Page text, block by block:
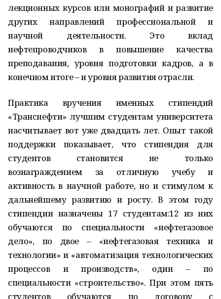
лекционных курсов или монографий и развитие
других направлений профессиональной и
научной деятельности. Это вклад
нефтепроводчиков в повышение качества
преподавания, уровня подготовки кадров, а в
конечном итоге – и уровня развития отрасли.
Практика вручения именных стипендий
«Транснефти» лучшим студентам университета
насчитывает вот уже двадцать лет. Опыт такой
поддержки показывает, что стипендия для
студентов становится не только
вознаграждением за отличную учебу и
активность в научной работе, но и стимулом к
дальнейшему развитию и росту. В этом году
стипендии назначены 17 студентам:12 из них
обучаются по специальности «нефтегазовое
дело», по двое – «нефтегазовая техника и
технологии» и «автоматизация технологических
процессов и производств», один – по
специальности «строительство». При этом пять
студентов обучаются по договору с